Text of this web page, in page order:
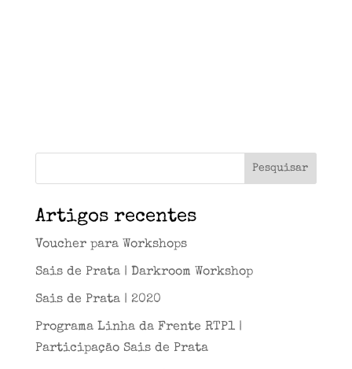
Artigos recentes
Voucher para Workshops
Sais de Prata | Darkroom Workshop
Sais de Prata | 2020
Programa Linha da Frente RTP1 |
Participação Sais de Prata